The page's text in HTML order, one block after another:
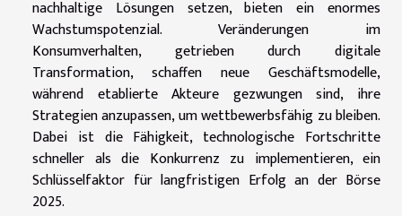
nachhaltige Lösungen setzen, bieten ein enormes
Wachstumspotenzial. Veränderungen im
Konsumverhalten, getrieben durch digitale
Transformation, schaffen neue Geschäftsmodelle,
während etablierte Akteure gezwungen sind, ihre
Strategien anzupassen, um wettbewerbsfähig zu bleiben.
Dabei ist die Fähigkeit, technologische Fortschritte
schneller als die Konkurrenz zu implementieren, ein
Schlüsselfaktor für langfristigen Erfolg an der Börse
2025.